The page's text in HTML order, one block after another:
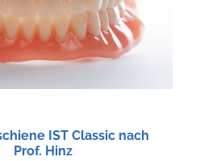
IST Classic nach
Prof. Hinz